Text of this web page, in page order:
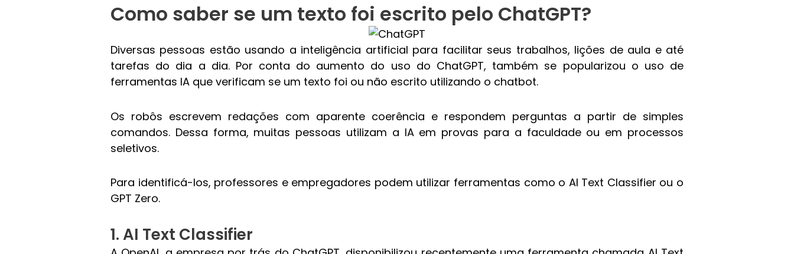
Como saber se um texto foi escrito pelo ChatGPT?
Diversas pessoas estão usando a inteligência artificial para facilitar seus trabalhos, lições de aula e até
tarefas do dia a dia. Por conta do aumento do uso do ChatGPT, também se popularizou o uso de
ferramentas IA que verificam se um texto foi ou não escrito utilizando o chatbot.
Os robôs escrevem redações com aparente coerência e respondem perguntas a partir de simples
comandos. Dessa forma, muitas pessoas utilizam a IA em provas para a faculdade ou em processos
seletivos.
Para identificá-los, professores e empregadores podem utilizar ferramentas como o AI Text Classifier ou o
GPT Zero.
1. AI Text Classifier